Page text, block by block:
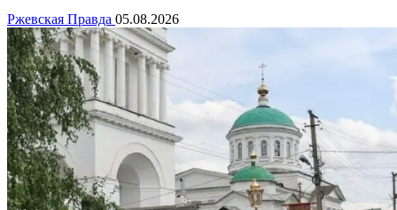
Ржевская Правда 05.08.2026